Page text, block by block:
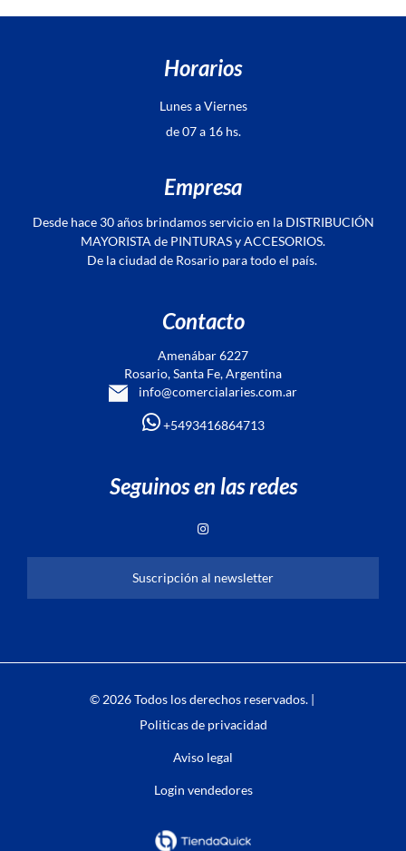
Horarios
Lunes a Viernes
de 07 a 16 hs.
Empresa
Desde hace 30 años brindamos servicio en la DISTRIBUCIÓN
MAYORISTA de PINTURAS y ACCESORIOS.
De la ciudad de Rosario para todo el país.
Contacto
Amenábar 6227
Rosario, Santa Fe, Argentina
info@comercialaries.com.ar
+5493416864713
Seguinos en las redes
Suscripción al newsletter
© 2026 Todos los derechos reservados. |
Politicas de privacidad
Aviso legal
Login vendedores